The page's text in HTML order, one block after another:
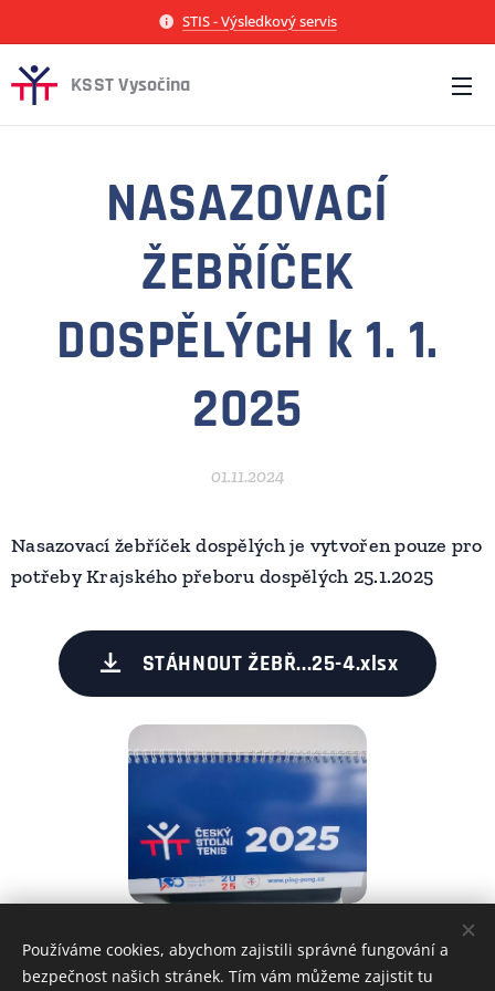
STIS - Výsledkový servis
KSST Vysočina
NASAZOVACÍ
ŽEBŘÍČEK
DOSPĚLÝCH k 1. 1.
2025
01.11.2024
Nasazovací žebříček dospělých je vytvořen pouze pro
potřeby Krajského přeboru dospělých 25.1.2025
STÁHNOUT ŽEBŘ...25-4.xlsx
Share
Používáme cookies, abychom zajistili správné fungování a
bezpečnost našich stránek. Tím vám můžeme zajistit tu